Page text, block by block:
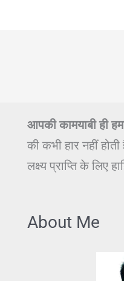
आपकी कामयाबी ही
की कभी हार नहीं
लक्ष्य प्राप्ति के लिए
About Me